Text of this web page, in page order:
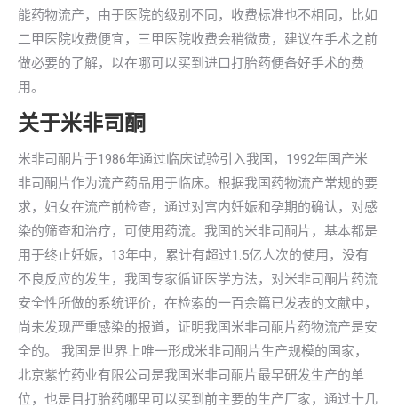
能药物流产，由于医院的级别不同，收费标准也不相同，比如
二甲医院收费便宜，三甲医院收费会稍微贵，建议在手术之前
做必要的了解，以在哪可以买到进口打胎药便备好手术的费
用。
关于米非司酮
米非司酮片于1986年通过临床试验引入我国，1992年国产米
非司酮片作为流产药品用于临床。根据我国药物流产常规的要
求，妇女在流产前检查，通过对宫内妊娠和孕期的确认，对感
染的筛查和治疗，可使用药流。我国的米非司酮片，基本都是
用于终止妊娠，13年中，累计有超过1.5亿人次的使用，没有
不良反应的发生，我国专家循证医学方法，对米非司酮片药流
安全性所做的系统评价，在检索的一百余篇已发表的文献中，
尚未发现严重感染的报道，证明我国米非司酮片药物流产是安
全的。 我国是世界上唯一形成米非司酮片生产规模的国家，
北京紫竹药业有限公司是我国米非司酮片最早研发生产的单
位，也是目打胎药哪里可以买到前主要的生产厂家，通过十几